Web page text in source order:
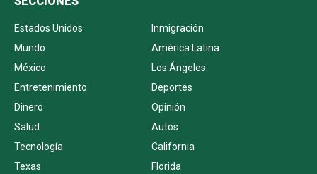
Estados Unidos
Inmigración
Mundo
América Latina
México
Los Ángeles
Entretenimiento
Deportes
Dinero
Opinión
Salud
Autos
Tecnología
California
Texas
Florida